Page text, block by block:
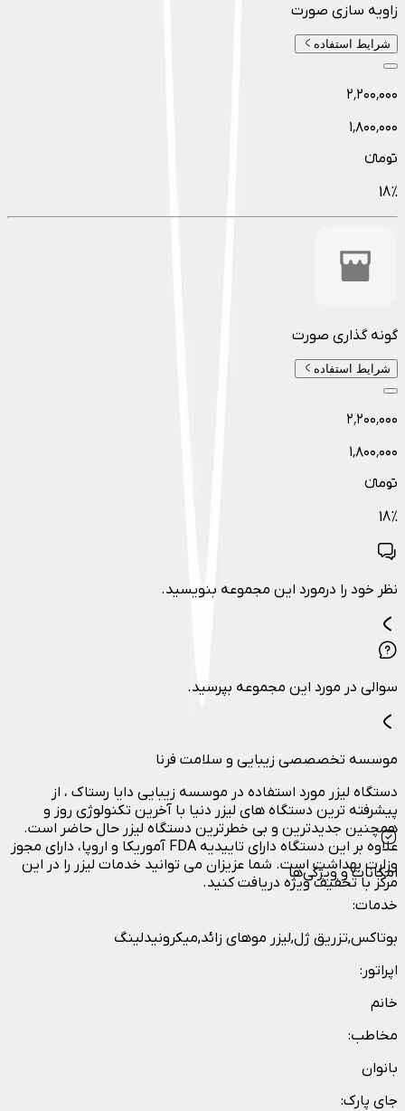
زاویه سازی صورت
شرایط استفاده
۲٬۲۰۰٬۰۰۰
۱٬۸۰۰٬۰۰۰
تومانءء
18%
گونه گذاری صورت
شرایط استفاده
۲٬۲۰۰٬۰۰۰
۱٬۸۰۰٬۰۰۰
تومانءء
18%
نظر خود را درمورد این مجموعه بنویسید.
سوالی در مورد این مجموعه بپرسید.
موسسه تخصصصی زیبایی و سلامت فرنا
دستگاه لیزر مورد استفاده در موسسه زیبایی دایا رستاک ، از
پیشرفته ترین دستگاه های لیزر دنیا با آخرین تکنولوژی روز و
همچنین جدیدترین و بی خطرترین دستگاه لیزر حال حاضر است.
علاوه بر این دستگاه دارای تاییدیه FDA آموریکا و اروپا، دارای مجوز
وزارت بهداشت است. شما عزیزان می توانید خدمات لیزر را در این
مرکز با تخفیف ویژه دریافت کنید.
امکانات و ویژگی‌ها
خدمات:
بوتاکس,تزریق ژل,لیزر موهای زائد,میکرونیدلینگ
اپراتور :
خانم
مخاطب:
بانوان
جای پارک: